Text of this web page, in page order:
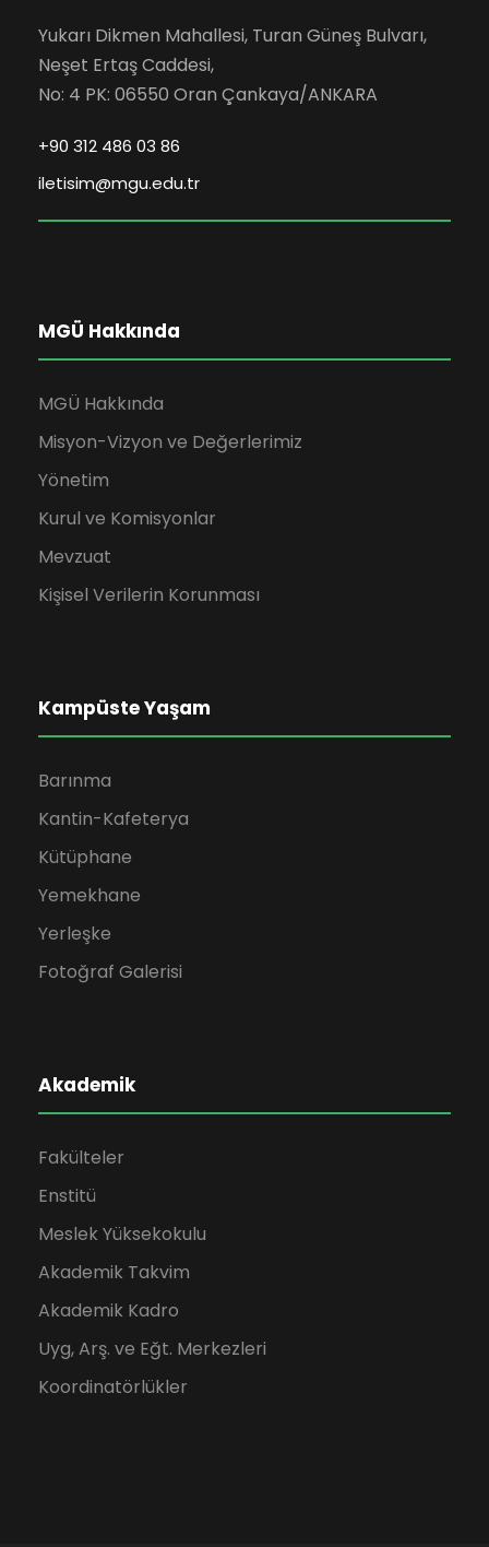
Yukarı Dikmen Mahallesi, Turan Güneş Bulvarı,
Neşet Ertaş Caddesi,
No: 4 PK: 06550 Oran Çankaya/ANKARA
+90 312 486 03 86
iletisim@mgu.edu.tr
MGÜ Hakkında
MGÜ Hakkında
Misyon-Vizyon ve Değerlerimiz
Yönetim
Kurul ve Komisyonlar
Mevzuat
Kişisel Verilerin Korunması
Kampüste Yaşam
Barınma
Kantin-Kafeterya
Kütüphane
Yemekhane
Yerleşke
Fotoğraf Galerisi
Akademik
Fakülteler
Enstitü
Meslek Yüksekokulu
Akademik Takvim
Akademik Kadro
Uyg, Arş. ve Eğt. Merkezleri
Koordinatörlükler